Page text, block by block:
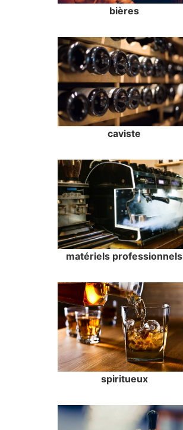
bières
caviste
matériels professionnels
spiritueux